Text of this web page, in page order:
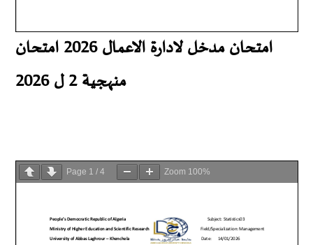
امتحان مدخل لادارة الاعمال 2026
امتحان
منهجية 2 ل 2026
Page 1 /4 Zoom 100%